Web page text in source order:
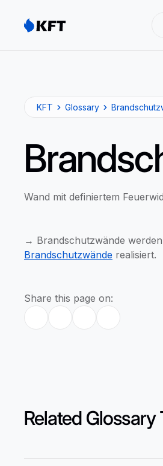
KFT Glossary
Wand mit definiertem
→ Brandschutzwände
Brandschutzwände realisiert.
Share this page on:
Related Glossary